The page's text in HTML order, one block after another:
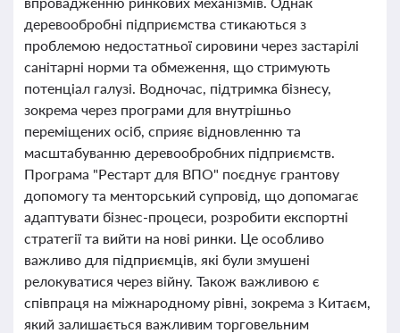
деревообробні підприємства стикаються з
проблемою недостатньої сировини через застарілі
санітарні норми та обмеження, що стримують
потенціал галузі. Водночас, підтримка бізнесу,
зокрема через програми для внутрішньо
переміщених осіб, сприяє відновленню та
масштабуванню деревообробних підприємств.
Програма "Рестарт для ВПО" поєднує грантову
допомогу та менторський супровід, що допомагає
адаптувати бізнес-процеси, розробити експортні
стратегії та вийти на нові ринки. Це особливо
важливо для підприємців, які були змушені
релокуватися через війну. Також важливою є
співпраця на міжнародному рівні, зокрема з Китаєм,
який залишається важливим торговельним